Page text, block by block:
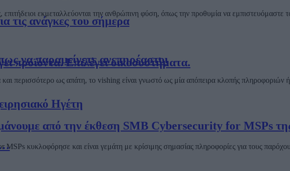
τις ανάγκες του σήμερα
προϊόντα. Επιλέγει οικοσυστήματα.
Ηγέτη
επιτήδειοι εκμεταλλεύονται την ανθρώπινη φύση, όπως την προθυμία να
να παραμείνετε ανεπηρέαστοι
και περισσότερο ως απάτη, το vishing είναι γνωστό ως μία απόπειρα κλοπής
από την έκθεση SMB Cybersecurity for MSPs
κυκλοφόρησε και είναι γεμάτη με κρίσιμης σημασίας πληροφορίες για τους